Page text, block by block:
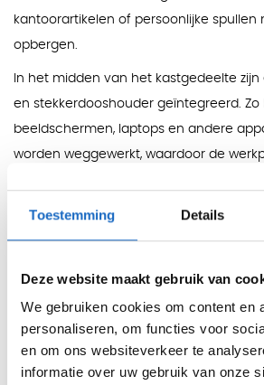
Toestemming Details
Deze website maakt gebruik van
We gebruiken cookies om content en
personaliseren, om functies voor
en om ons websiteverkeer te
informatie over uw gebruik van onze
kantoorartikelen of persoonlijke spullen
opbergen.
In het midden van het kastgedeelte
en stekkerdooshouder geïntegreerd. Zo
beeldschermen, laptops en andere
worden weggewerkt, waardoor de
De werkhoogte is instelbaar van 74 tot
de opstelling beter worden afgestemd
uitstraling van de werkplek verloren gaat.
Kleuren
Blad en schuifdeuren:elm, licht noten,
beuken en wit.